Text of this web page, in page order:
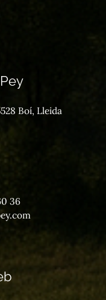
Boí, Lleida
36